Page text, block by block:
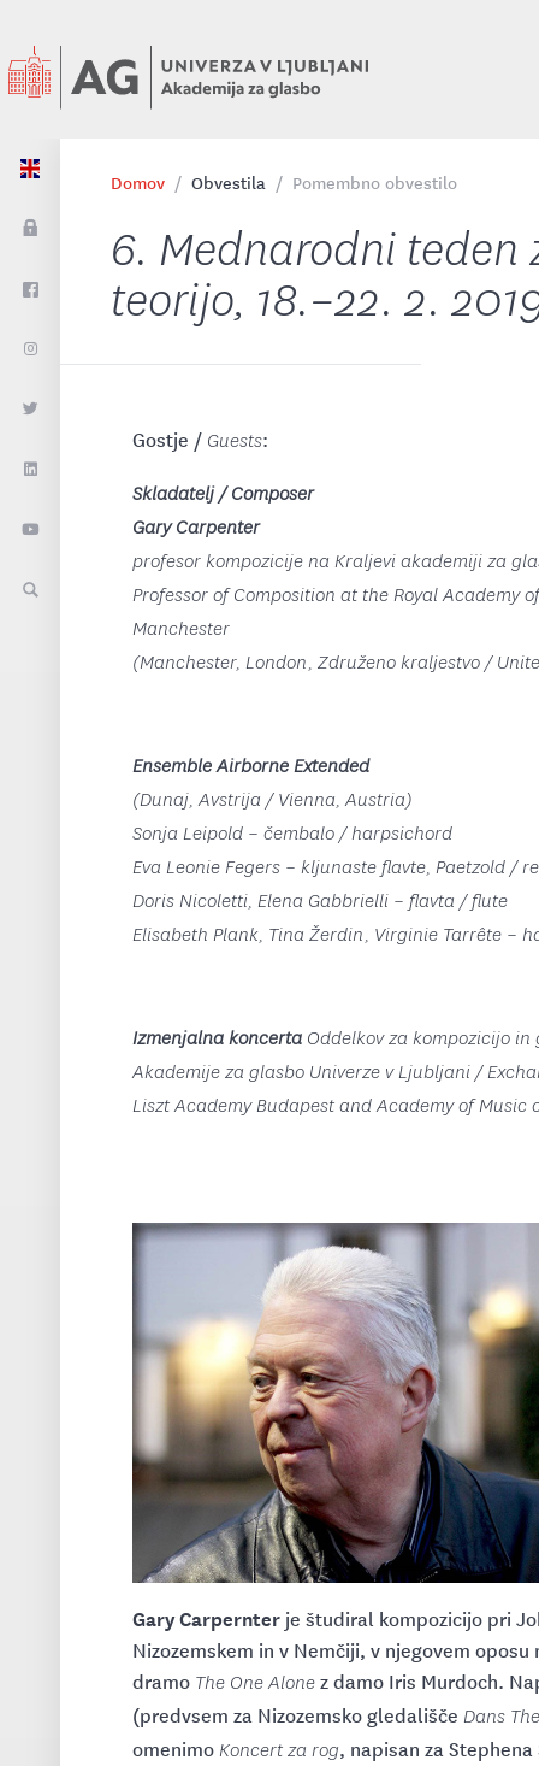
Domov Obvestila Pomembno obvestilo
6. Mednarodni
teorijo, 18.–22. 2.
Gostje / Guests:
Skladatelj/ Composer
Gary Carpenter
profesor kompozicije na Kraljevi akademiji za
Professor of Composition at the Royal Academy
Manchester
(Manchester, London, Združeno kraljestvo /
Ensemble Airborne Extended
(Dunaj, Avstrija / Vienna, Austria)
Sonja Leipold – čembalo/ harpsichord
Eva Leonie Fegers – kljunaste flavte, Paetzold/
Doris Nicoletti, Elena Gabbrielli – flavta / flute
Elisabeth Plank, Tina Žerdin, Virginie Tarrête –
Izmenjalna koncerta Oddelkov za kompozicijo
Akademije za glasbo Univerze v Ljubljani/
Liszt Academy Budapest and Academy of
Gary Carpernter je študiral kompozicijo pri
Nizozemskem in v Nemčiji, v njegovem
dramo The One Alonez damo Iris Murdoch.
(predvsem za Nizozemsko gledališče Dans
omenimoKoncert za rog, napisan za